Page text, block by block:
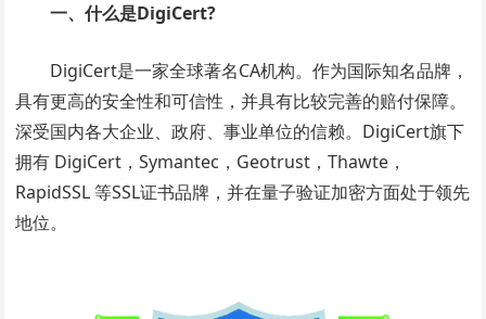
一、什么是DigiCert?
DigiCert是一家全球著名CA机构。作为国际知名品牌，
具有更高的安全性和可信性，并具有比较完善的赔付保障。
深受国内各大企业、政府、事业单位的信赖。DigiCert旗下
拥有 DigiCert，Symantec，Geotrust，Thawte，
RapidSSL 等SSL证书品牌，并在量子验证加密方面处于领先
地位。